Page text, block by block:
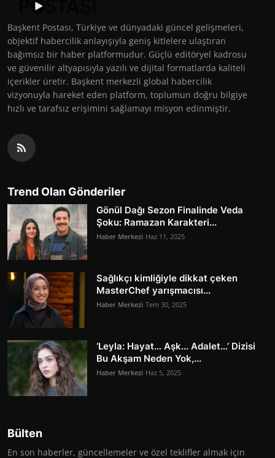
Başkent Postası, Türkiye ve dünyadaki güncel gelişmeleri,
objektif habercilik anlayışıyla geniş kitlelere ulaştıran
bağımsız bir haber platformudur. Güçlü editöryel kadrosu
ve güvenilir altyapısıyla yazılı ve dijital formatlarda kaliteli
içerikler üretir. Başkent merkezli global habercilik
vizyonuyla hareket eden platform, toplumun doğru bilgiye
hızlı ve tarafsız erişimini sağlamayı misyon edinmiştir.
Trend Olan Gönderiler
Gönül Dağı Sezon Finalinde Veda
Şoku: Ramazan Karakteri...
Haber Merkezi Haz 11, 2025
Sağlıkçı kimliğiyle dikkat çeken
MasterChef yarışmacısı...
Haber Merkezi Tem 30, 2025
‘Leyla: Hayat… Aşk… Adalet…’ Dizisi
Bu Akşam Neden Yok,...
Haber Merkezi Haz 5, 2025
Bülten
En son haberler, güncellemeler ve özel teklifler almak için